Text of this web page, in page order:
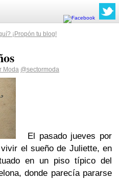
¡Propón tu blog!
Moda @sectormoda
El pasado jueves por
el sueño de Juliette, en
en un piso típico del
donde parecía pararse